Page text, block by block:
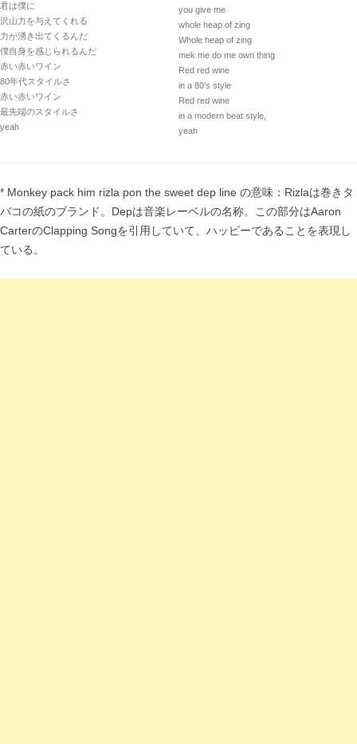
君は僕に
沢山力を与えてくれる
力が湧き出てくるんだ
僕自身を感じられるんだ
赤い赤いワイン
80年代スタイルさ
赤い赤いワイン
最先端のスタイルさ
yeah
you give me
whole heap of zing
Whole heap of zing
mek me do me own thing
Red red wine
in a 80’s style
Red red wine
in a modern beat style,
yeah
* Monkey pack him rizla pon the sweet dep line の意味：Rizlaは巻きタ
バコの紙のブランド。Depは音楽レーベルの名称。この部分はAaron
CarterのClapping Songを引用していて、ハッピーであることを表現し
ている。